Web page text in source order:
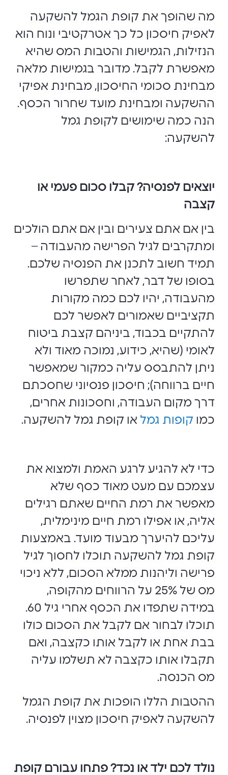
מה שהופך את קופת הגמל להשקעה
לאפיק חיסכון כל כך אטרקטיבי ונוח הוא
הנזילות, הגמישות והטבות המס שהיא
מאפשרת לקבל. מדובר בגמישות מלאה
מבחינת סכומי החיסכון, מבחינת אפיקי
ההשקעה ומבחינת מועד שחרור הכסף.
הנה כמה שימושים לקופת גמל
להשקעה:
יוצאים לפנסיה? קבלו סכום פעמי או
קצבה
בין אם אתם צעירים ובין אם אתם הולכים
ומתקרבים לגיל הפרישה מהעבודה –
תמיד חשוב לתכנן את הפנסיה שלכם.
בסופו של דבר, לאחר שתפרשו
מהעבודה, יהיו לכם כמה מקורות
תקציביים שאמורים לאפשר לכם
להתקיים בכבוד, ביניהם קצבת ביטוח
לאומי (שהיא, כידוע, נמוכה מאוד ולא
ניתן להתבסס עליה כמקור שמאפשר
חיים ברווחה); חיסכון פנסיוני שחסכתם
דרך מקום העבודה, וחסכונות אחרים,
כמו קופות גמל או קופת גמל להשקעה.
כדי לא להגיע לרגע האמת ולמצוא את
עצמכם עם מעט מאוד כסף שלא
מאפשר את רמת החיים שאתם רגילים
אליה, או אפילו רמת חיים מינימלית,
עליכם להיערך מבעוד מועד. באמצעות
קופת גמל להשקעה תוכלו לחסוך לגיל
פרישה וליהנות ממלא הסכום, ללא ניכוי
מס של 25% על הרווחים מהקופה,
במידה שתפדו את הכסף אחרי גיל 60.
תוכלו לבחור אם לקבל את הסכום כולו
בבת אחת או לקבל אותו כקצבה, ואם
תקבלו אותו כקצבה לא תשלמו עליה
מס הכנסה.
ההטבות הללו הופכות את קופת הגמל
להשקעה לאפיק חיסכון מצוין לפנסיה.
נולד לכם ילד או נכד? פתחו עבורם קופת